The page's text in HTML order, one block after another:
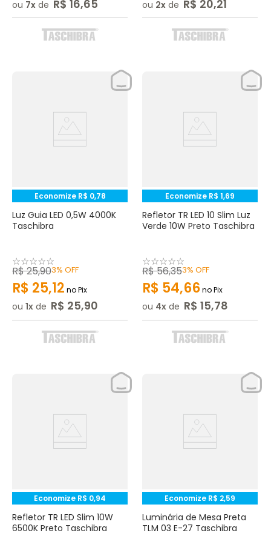
ou 7 de R$ 16,65 ou 2 de R$ 20,21
Economize R$ 0,78
Luz Guia LED 0,5W 4000K
Taschibra
☆☆☆☆☆
R$25,903% OFF
R$ 25,12 no Pix
ou 1 de R$ 25,90
Economize R$ 1,69
Refletor TR LED 10 Slim Luz
Verde 10W Preto Taschibra
☆☆☆☆☆
R$56,353% OFF
R$ 54,66no Pix
ou 4 de R$ 15,78
Economize R$ 0,94
Refletor TR LED Slim 10W
6500K Preto Taschibra
Economize R$ 2,59
Luminária de Mesa Preta
TLM 03 E-27 Taschibra